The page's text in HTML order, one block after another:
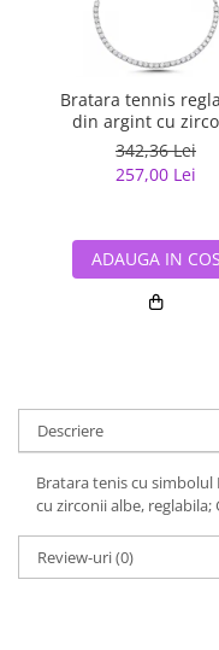
Bratara tennis
din argint cu
342,36 Lei
257,00 Lei
ADAUGA IN COS
Descriere
Bratara tenis cu
cu zirconii albe, reglabila;
Review-uri(0)